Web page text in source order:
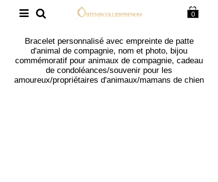
0
Bracelet personnalisé avec empreinte de patte
d'animal de compagnie, nom et photo, bijou
commémoratif pour animaux de compagnie, cadeau
de condoléances/souvenir pour les
amoureux/propriétaires d'animaux/mamans de chien